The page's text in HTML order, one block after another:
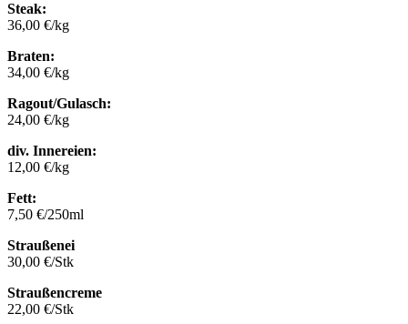
Steak:
36,00 €/kg
Braten:
34,00 €/kg
Ragout/Gulasch:
24,00 €/kg
div. Innereien:
12,00 €/kg
Fett:
7,50 €/250ml
Straußenei
30,00 €/Stk
Straußencreme
22,00 €/Stk